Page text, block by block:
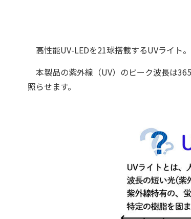
高性能UV-LEDを21球搭載するUVライト
本製品の紫外線（UV）のピーク波長は
照らせます。